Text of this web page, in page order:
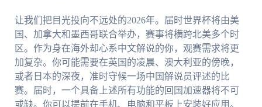
让我们把目光投向不远处的2026年。届时世界杯将由美
国、加拿大和墨西哥联合举办，赛事将横跨北美多个时
区。作为身在海外却心系中文解说的你，观赛需求将更
加复杂。你可能需要在英国的凌晨、澳大利亚的傍晚，
或者日本的深夜，准时守候一场中国解说员评述的比
赛。届时，一个具备上述所有功能的回国加速器将不可
或缺。你可以提前在手机、电脑和平板上安装好应用。